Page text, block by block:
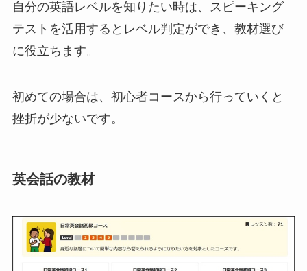
自分の英語レベルを知りたい時は、スピーキング
テストを活用するとレベル判定ができ、教材選び
に役立ちます。
初めての場合は、初心者コースから行っていくと
挫折が少ないです。
英会話の教材